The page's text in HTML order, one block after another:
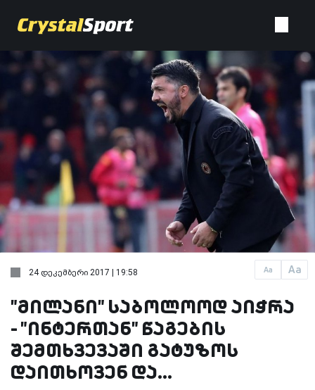
Aa Aa
24 დეკემბერი 2017 | 19:58
"მილანი" საბოლოოდ აიჭრა
- "ინტერთან" წაგების
შემთხვევაში გატუზოს
დაითხოვენ და...